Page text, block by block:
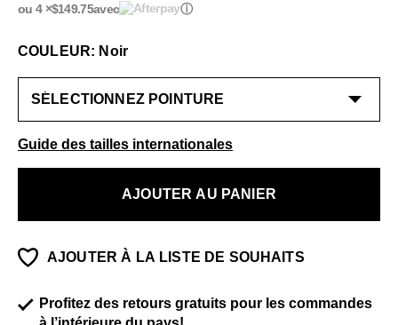
ou 4 ×$149.75avec ⓘ
COULEUR: Noir
Guide des tailles internationales
AJOUTER AU PANIER
AJOUTER À LA LISTE DE SOUHAITS
Profitez des retours gratuits pour les commandes